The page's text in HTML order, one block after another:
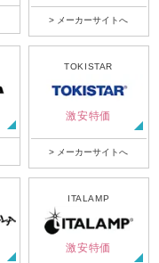
> メーカーサイトへ
TOKISTAR
激安特価
> メーカーサイトへ
ITALAMP
激安特価